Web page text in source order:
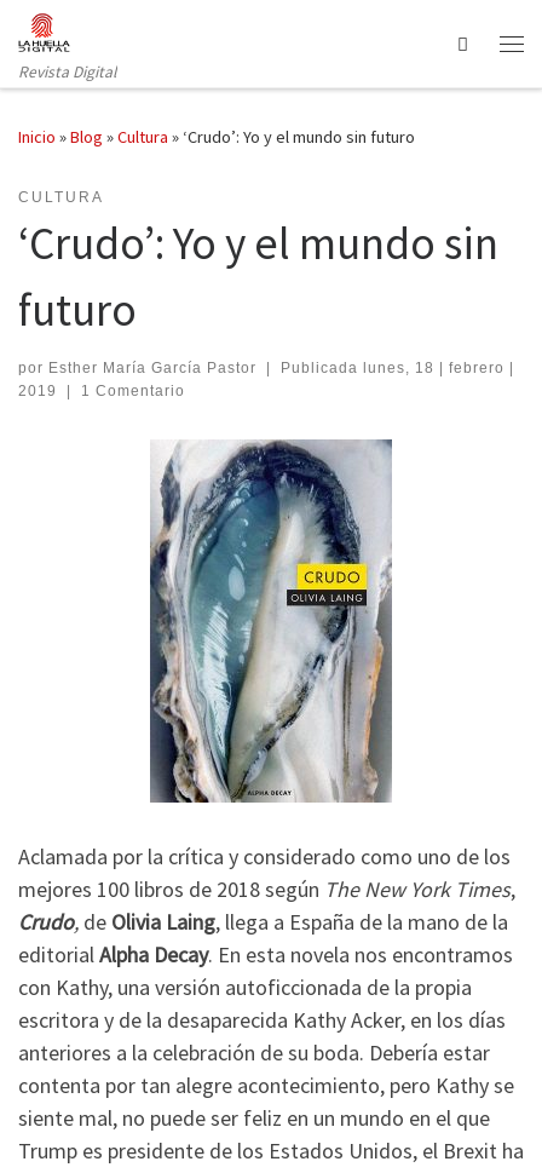
Saltar al contenido
Revista Digital
Search
Inicio »Blog »Cultura » ‘Crudo’: Yo y el mundo sin futuro
CULTURA
‘Crudo’: Yo y el mundo sin
futuro
por Esther María García Pastor | Publicada lunes, 18 | febrero |
2019
| 1 Comentario
Aclamada por la crítica y considerado como uno de los
mejores 100 libros de 2018 según The New York Times,
Crudo, de Olivia Laing, llega a España de la mano de la
editorialAlpha Decay. En esta novela nos encontramos
con Kathy, una versión autoficcionada de la propia
escritora y de la desaparecida Kathy Acker, en los días
anteriores a la celebración de su boda. Debería estar
contenta por tan alegre acontecimiento, pero Kathy se
siente mal, no puede ser feliz en un mundo en el que
Trump es presidente de los Estados Unidos, el Brexit ha